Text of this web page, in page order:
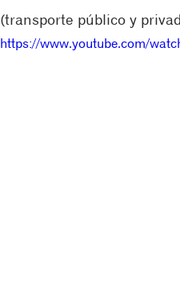
(transporte público y
https://www.youtube.com/